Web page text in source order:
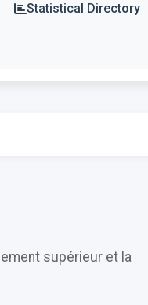
Statistical Directory
supérieur et la